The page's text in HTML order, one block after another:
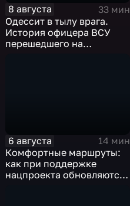
8 августа
33 мин
Одессит в тылу врага.
История офицера ВСУ
перешедшего на
6 августа
14 мин
Комфортные маршруты:
как при поддержке
нацпроекта обновляются